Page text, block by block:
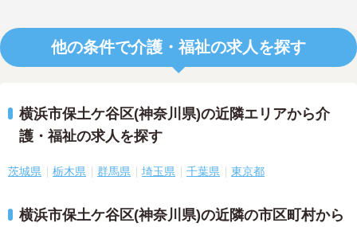
他の条件で介護・福祉の求人を探す
横浜市保土ケ谷区(神奈川県)の近隣エリアから介
護・福祉の求人を探す
茨城県 栃木県 群馬県 埼玉県 千葉県 東京都
横浜市保土ケ谷区(神奈川県)の近隣の市区町村から